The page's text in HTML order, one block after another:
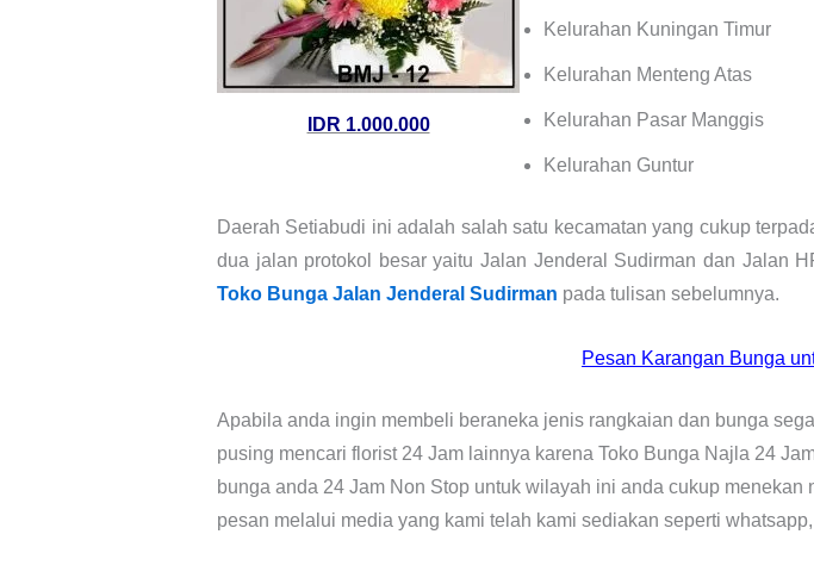
IDR 1.000.000
Kelurahan Kuningan Timur
Kelurahan Menteng Atas
Kelurahan Pasar Manggis
Kelurahan Guntur
Daerah Setiabudi ini adalah salah satu kecamatan yang cukup
dua jalan protokol besar yaitu Jalan Jenderal Sudirman dan Jalan
Toko Bunga Jalan Jenderal Sudirman pada tulisan sebelumnya.
Pesan Karangan Bunga
Apabila anda ingin membeli beraneka jenis rangkaian dan bunga
pusing mencari florist 24 Jam lainnya karena Toko Bunga Najla 24
bunga anda 24 Jam Non Stop untuk wilayah ini anda cukup
pesan melalui media yang kami telah kami sediakan seperti